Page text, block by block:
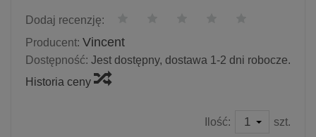
Dodaj recenzję:
Producent: Vincent
Dostępność: Jest dostępny, dostawa 1-2 dni robocze.
Historia ceny
Ilość: szt.